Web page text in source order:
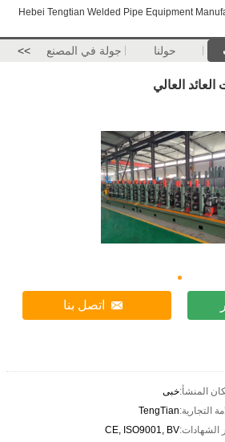
Hebei Tengtian Welded Pipe Equipment
حولنا جولة في المصنع >>
العالي
اتصل بنا
المنشأ:خبى
التجارية:TengTian
الشهادات:CE, ISO9001, BV